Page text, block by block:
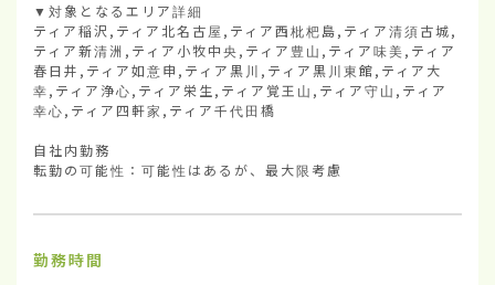
▼対象となるエリア詳細
ティア稲沢,ティア北名古屋,ティア西枇杷島,ティア清須古城,
ティア新清洲,ティア小牧中央,ティア豊山,ティア味美,ティア
春日井,ティア如意申,ティア黒川,ティア黒川東館,ティア大
幸,ティア浄心,ティア栄生,ティア覚王山,ティア守山,ティア
幸心,ティア四軒家,ティア千代田橋
自社内勤務
転勤の可能性：可能性はあるが、最大限考慮
勤務時間